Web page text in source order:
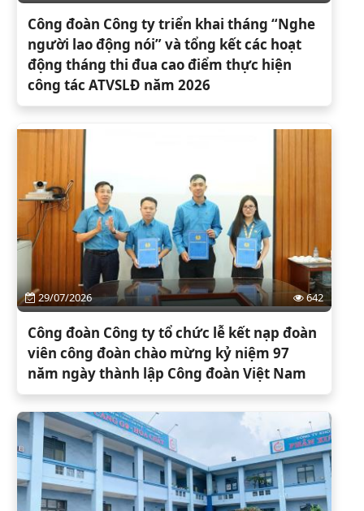
Công đoàn Công ty triển khai tháng “Nghe
người lao động nói” và tổng kết các hoạt
động tháng thi đua cao điểm thực hiện
công tác ATVSLĐ năm 2026
29/07/2026 642
Công đoàn Công ty tổ chức lễ kết nạp đoàn
viên công đoàn chào mừng kỷ niệm 97
năm ngày thành lập Công đoàn Việt Nam